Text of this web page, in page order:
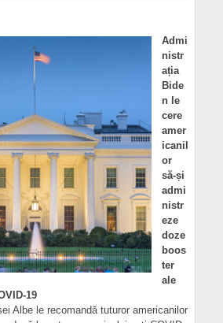
Admi
nistr
ația
Bide
n le
cere
amer
icanil
or
să-și
admi
nistr
eze
doze
boos
ter
ale
19
Albe le recomandă tuturor americanilor